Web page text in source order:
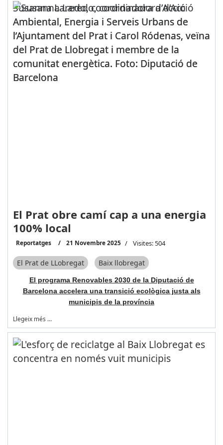
Susanna Laredo, coordinadora d’Acció
Ambiental, Energia i Serveis Urbans de
l’Ajuntament del Prat i Carol Ródenas, veïna
del Prat de Llobregat i membre de la
comunitat energètica. Foto: Diputació de
Barcelona
El Prat obre camí cap a una energia
100% local
Reportatges 21 Novembre 2025 Visites: 504
El Prat de LLobregat Baix llobregat
El programa Renovables 2030 de la Diputació de
Barcelona accelera una transició ecològica justa als
municipis de la província
Llegeix més …